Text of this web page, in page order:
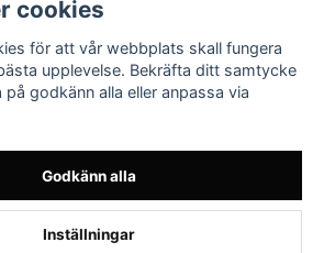
Powered by Nyehandel AB
cookies
för att vår webbplats skall fungera
upplevelse. Bekräfta ditt samtycke
godkänn alla eller anpassa via
Godkänn alla
Inställningar